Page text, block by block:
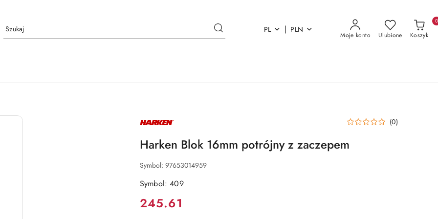
PL | PLN
Moje konto Ulubione Koszyk
0
NAZWA
PRODUCENTA: (0)
Harken Blok 16mm potrójny z zaczepem
Symbol: 97653014959
Symbol: 409
Cena:
245.61